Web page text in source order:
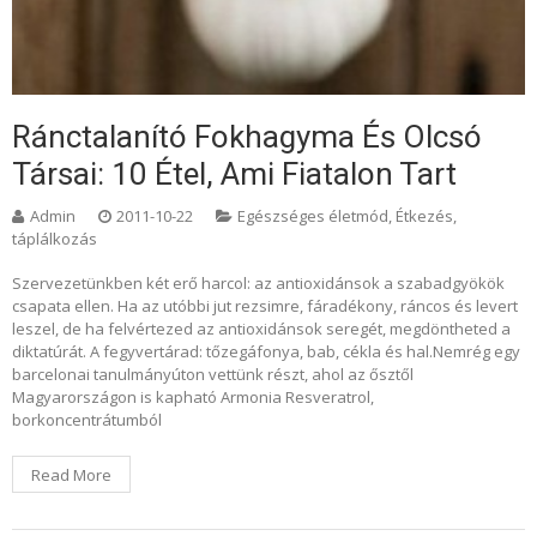
Ránctalanító Fokhagyma És Olcsó
Társai: 10 Étel, Ami Fiatalon Tart
Admin 2011-10-22 Egészséges életmód, Étkezés,
táplálkozás
Szervezetünkben két erő harcol: az antioxidánsok a szabadgyökök
csapata ellen. Ha az utóbbi jut rezsimre, fáradékony, ráncos és levert
leszel, de ha felvértezed az antioxidánsok seregét, megdöntheted a
diktatúrát. A fegyvertárad: tőzegáfonya, bab, cékla és hal.Nemrég egy
barcelonai tanulmányúton vettünk részt, ahol az ősztől
Magyarországon is kapható Armonia Resveratrol,
borkoncentrátumból
Read More